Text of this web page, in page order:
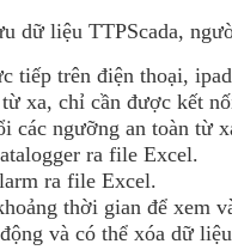
dữ liệu TTPScada,
tiếp trên điện thoại,
xa, chỉ cần được kết
các ngưỡng an toàn từ
ra file Excel.
ra file Excel.
thời gian để xem
và có thể xóa dữ